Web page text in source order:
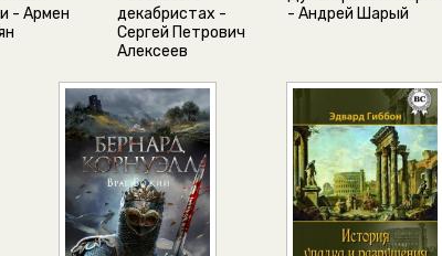
- Армен
декабристах -
Сергей Петрович
Алексеев
- Андрей Шарый